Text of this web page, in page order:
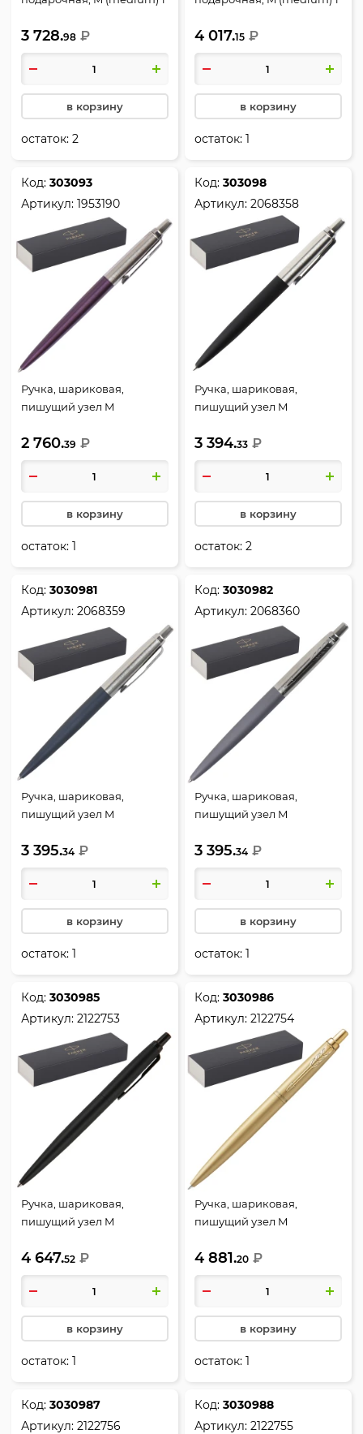
SS, Jotter, Parker, 2030946
3 728.98 ₽
в корзину
остаток:2
Street, Jotter, Parker,
2030947
4 017.15 ₽
в корзину
остаток:1
Код:303093
Артикул:1953190
Ручка, шариковая,
пишущий узел M
чернил синий, VICTORIA
VIOLET CT BP M GB, Jotter,
Parker, 1953190
2 760.39 ₽
в корзину
остаток:1
Код:303098
Артикул:2068358
Ручка, шариковая,
пишущий узел M
чернил синий, XL MBLK CT
BP M GB, Jotter, Parker,
2068358
3 394.33 ₽
в корзину
остаток:2
Код:3030981
Артикул:2068359
Ручка, шариковая,
пишущий узел M
чернил синий, XL MBLUE
CT BP M GB, Jotter, Parker,
2068359
3 395.34 ₽
в корзину
остаток:1
Код:3030982
Артикул:2068360
Ручка, шариковая,
пишущий узел M
чернил синий, XL MGREY
CT BP M GB, Jotter, Parker,
2068360
3 395.34 ₽
в корзину
остаток:1
Код:3030985
Артикул:2122753
Ручка, шариковая,
пишущий узел M
чернил синий, XL SE20
BLK CT BP M BLU GB,
Jotter, Parker, 2122753
4 647.52 ₽
в корзину
остаток:1
Код:3030986
Артикул:2122754
Ручка, шариковая,
пишущий узел M
чернил синий, XL SE20
BLK CT BP M BLU GB,
Jotter, Parker, 2122754
4 881.20 ₽
в корзину
остаток:1
Код:3030987
Артикул:2122756
Код:3030988
Артикул:2122755